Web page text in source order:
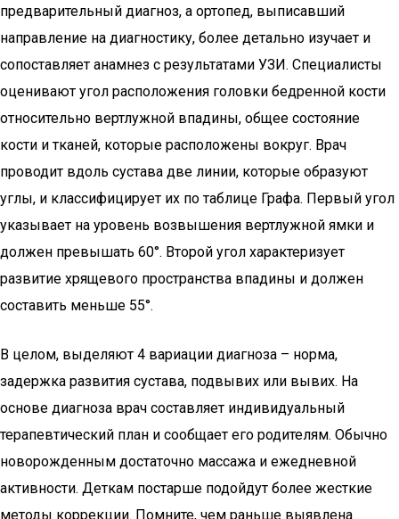
предварительный диагноз, а ортопед, выписавший
направление на диагностику, более детально изучает и
сопоставляет анамнез с результатами УЗИ. Специалисты
оценивают угол расположения головки бедренной кости
относительно вертлужной впадины, общее состояние
кости и тканей, которые расположены вокруг. Врач
проводит вдоль сустава две линии, которые образуют
углы, и классифицирует их по таблице Графа. Первый угол
указывает на уровень возвышения вертлужной ямки и
должен превышать 60°. Второй угол характеризует
развитие хрящевого пространства впадины и должен
составить меньше 55°.
В целом, выделяют 4 вариации диагноза – норма,
задержка развития сустава, подвывих или вывих. На
основе диагноза врач составляет индивидуальный
терапевтический план и сообщает его родителям. Обычно
новорожденным достаточно массажа и ежедневной
активности. Деткам постарше подойдут более жесткие
методы коррекции. Помните, чем раньше выявлена